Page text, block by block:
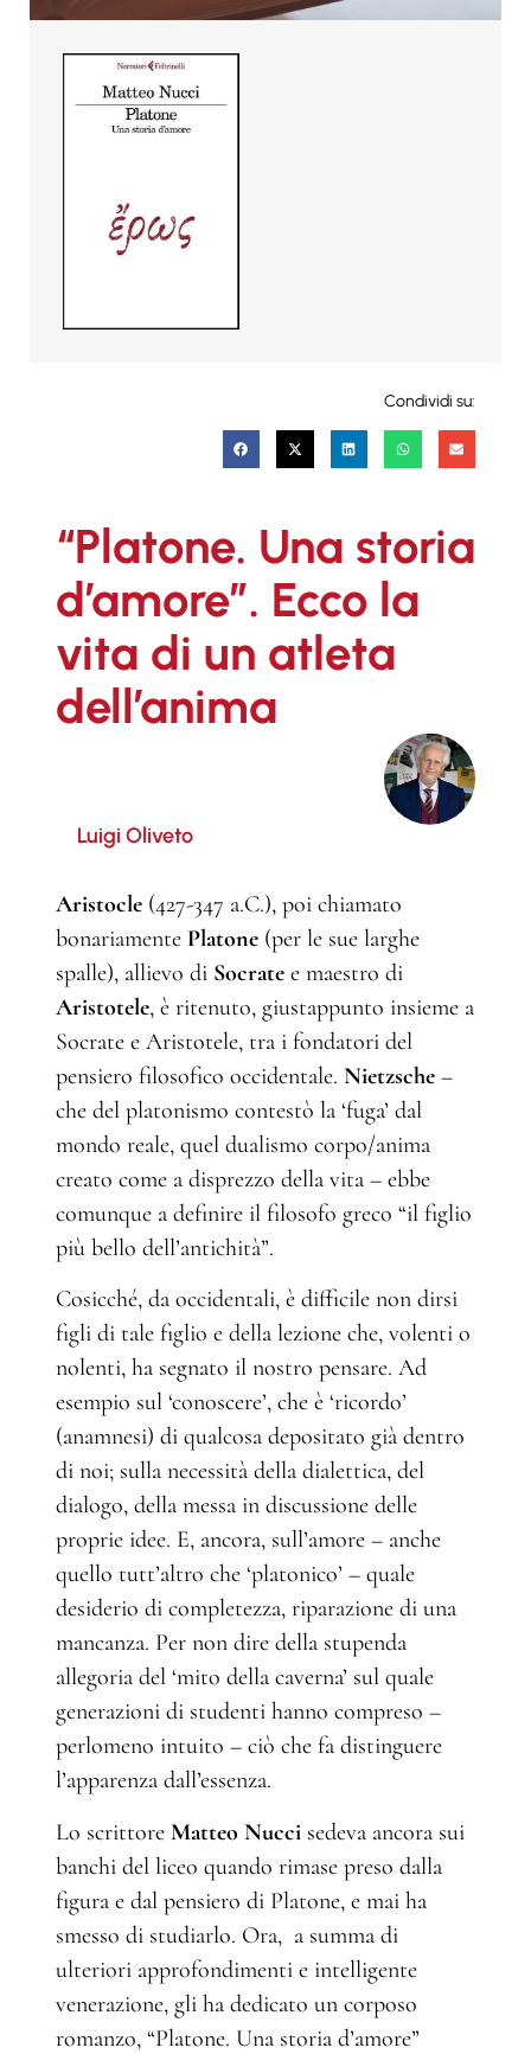
Condividi su:
“Platone. Una storia
d’amore”. Ecco la
vita di un atleta
dell’anima
Luigi Oliveto
Aristocle (427-347 a.C.), poi chiamato
bonariamente Platone (per le sue larghe
spalle), allievo di Socrate e maestro di
Aristotele, è ritenuto, giustappunto insieme a
Socrate e Aristotele, tra i fondatori del
pensiero filosofico occidentale. Nietzsche –
che del platonismo contestò la ‘fuga’ dal
mondo reale, quel dualismo corpo/anima
creato come a disprezzo della vita – ebbe
comunque a definire il filosofo greco “il figlio
più bello dell’antichità”.
Cosicché, da occidentali, è difficile non dirsi
figli di tale figlio e della lezione che, volenti o
nolenti, ha segnato il nostro pensare. Ad
esempio sul ‘conoscere’, che è ‘ricordo’
(anamnesi) di qualcosa depositato già dentro
di noi; sulla necessità della dialettica, del
dialogo, della messa in discussione delle
proprie idee. E, ancora, sull’amore – anche
quello tutt’altro che ‘platonico’ – quale
desiderio di completezza, riparazione di una
mancanza. Per non dire della stupenda
allegoria del ‘mito della caverna’ sul quale
generazioni di studenti hanno compreso –
perlomeno intuito – ciò che fa distinguere
l’apparenza dall’essenza.
Lo scrittore Matteo Nucci sedeva ancora sui
banchi del liceo quando rimase preso dalla
figura e dal pensiero di Platone, e mai ha
smesso di studiarlo. Ora, a summa di
ulteriori approfondimenti e intelligente
venerazione, gli ha dedicato un corposo
romanzo, “Platone. Una storia d’amore”